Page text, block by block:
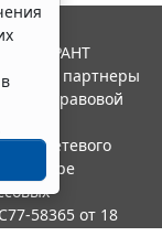
ГАРАНТ
и ее партнеры
правовой
сетевого
в сфере
58365 от 18